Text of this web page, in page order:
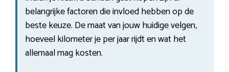
belangrijke factoren die invloed hebben op de
beste keuze. De maat van jouw huidige velgen,
hoeveel kilometer je per jaar rijdt en wat het
allemaal mag kosten.